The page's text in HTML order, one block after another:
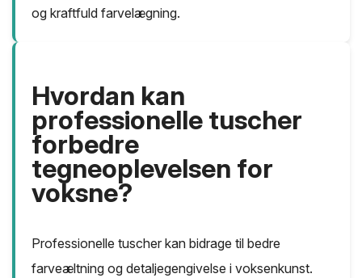
og kraftfuld farvelægning.
Hvordan kan
professionelle tuscher
forbedre
tegneoplevelsen for
voksne?
Professionelle tuscher kan bidrage til bedre
farveæltning og detaljegengivelse i voksenkunst.